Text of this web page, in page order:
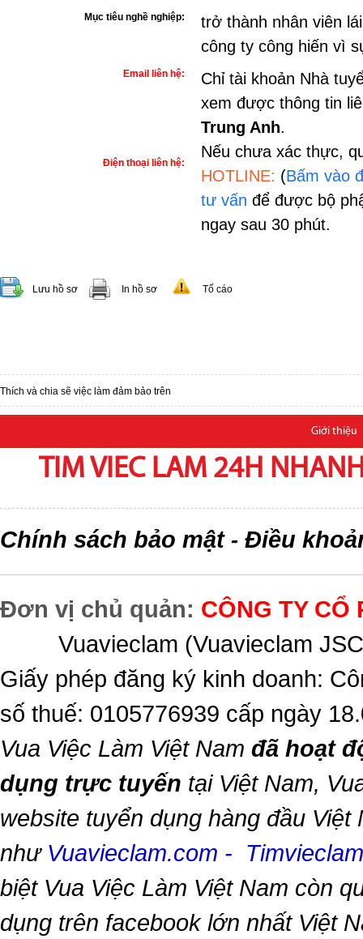
Mục tiêu nghề nghiệp:
trở thành nhân viên
công ty công hiến vì
Email liên hệ:
Chỉ tài khoản Nhà
xem được thông tin
Trung Anh.
Nếu chưa xác thực,
HOTLINE: (Bấm vào
tư vấn để được bộ
ngay sau 30 phút.
Điện thoại liên hệ:
Lưu hồ sơ In hồ sơ Tố cáo
Thích và chia sẽ việc làm đảm bảo trên
Giới thiệu
TIM VIEC LAM 24H
Chính sách bảo mật- Điều
Đơn vị chủ quản: CÔNG TY CỔ
Vuavieclam (Vuavieclam
Giấy phép đăng ký kinh doanh:
số thuế: 0105776939 cấp ngày
Vua Việc Làm Việt Nam đã hoạt
dụng trực tuyến tại Việt Nam,
website tuyển dụng hàng đầu Việt
như Vuavieclam.com -
biệt Vua Việc Làm Việt Nam còn
dụng trên facebook lớn nhất Việt